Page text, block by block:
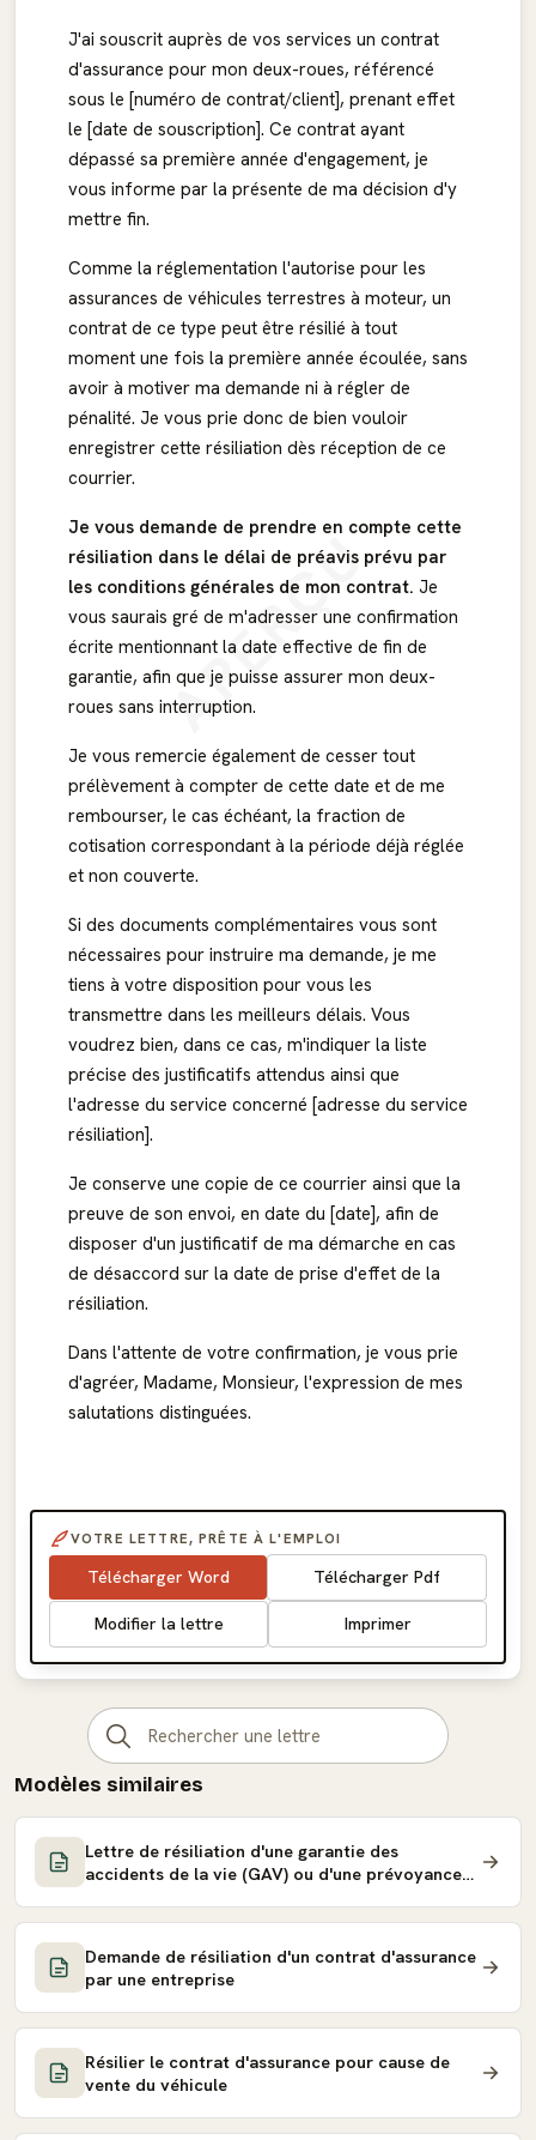
APERÇU
J'ai souscrit auprès de vos services un contrat
d'assurance pour mon deux-roues, référencé
sous le [numéro de contrat/client], prenant effet
le [date de souscription]. Ce contrat ayant
dépassé sa première année d'engagement, je
vous informe par la présente de ma décision d'y
mettre fin.
Comme la réglementation l'autorise pour les
assurances de véhicules terrestres à moteur, un
contrat de ce type peut être résilié à tout
moment une fois la première année écoulée, sans
avoir à motiver ma demande ni à régler de
pénalité. Je vous prie donc de bien vouloir
enregistrer cette résiliation dès réception de ce
courrier.
Je vous demande de prendre en compte cette
résiliation dans le délai de préavis prévu par
les conditions générales de mon contrat. Je
vous saurais gré de m'adresser une confirmation
écrite mentionnant la date effective de fin de
garantie, afin que je puisse assurer mon deux-
roues sans interruption.
Je vous remercie également de cesser tout
prélèvement à compter de cette date et de me
rembourser, le cas échéant, la fraction de
cotisation correspondant à la période déjà réglée
et non couverte.
Si des documents complémentaires vous sont
nécessaires pour instruire ma demande, je me
tiens à votre disposition pour vous les
transmettre dans les meilleurs délais. Vous
voudrez bien, dans ce cas, m'indiquer la liste
précise des justificatifs attendus ainsi que
l'adresse du service concerné [adresse du service
résiliation].
Je conserve une copie de ce courrier ainsi que la
preuve de son envoi, en date du [date], afin de
disposer d'un justificatif de ma démarche en cas
de désaccord sur la date de prise d'effet de la
résiliation.
Dans l'attente de votre confirmation, je vous prie
d'agréer, Madame, Monsieur, l'expression de mes
salutations distinguées.
VOTRE LETTRE, PRÊTE À L'EMPLOI
Télécharger Word Télécharger Pdf
Modifier la lettre Imprimer
Modèles similaires
Lettre de résiliation d'une garantie des
accidents de la vie (GAV) ou d'une prévoyance
Demande de résiliation d'un contrat d'assurance
par une entreprise
Résilier le contrat d'assurance pour cause de
vente du véhicule